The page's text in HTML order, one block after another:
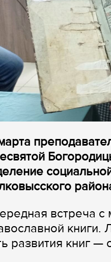
встреча
книги.
развития книг